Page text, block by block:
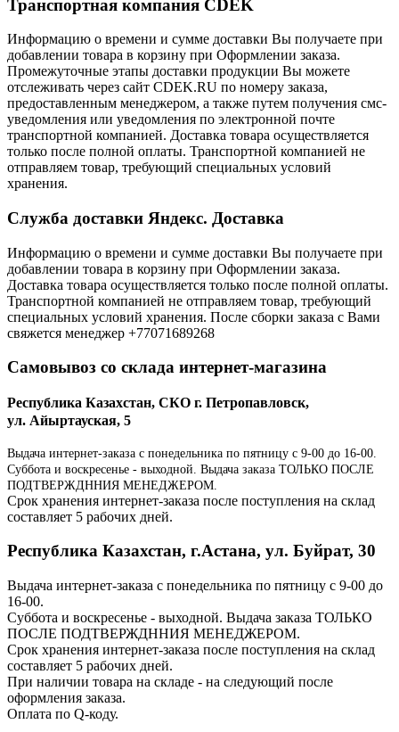
Транспортная компания CDEK
Информацию о времени и сумме доставки Вы получаете при
добавлении товара в корзину при Оформлении заказа.
Промежуточные этапы доставки продукции Вы можете
отслеживать через сайт CDEK.RU по номеру заказа,
предоставленным менеджером, а также путем получения смс-
уведомления или уведомления по электронной почте
транспортной компанией. Доставка товара осуществляется
только после полной оплаты. Транспортной компанией не
отправляем товар, требующий специальных условий
хранения.
Служба доставки Яндекс. Доставка
Информацию о времени и сумме доставки Вы получаете при
добавлении товара в корзину при Оформлении заказа.
Доставка товара осуществляется только после полной оплаты.
Транспортной компанией не отправляем товар, требующий
специальных условий хранения. После сборки заказа с Вами
свяжется менеджер +77071689268
Самовывоз со склада интернет-магазина
Республика Казахстан, СКО г. Петропавловск,
ул. Айыртауская, 5
Выдача интернет-заказа с понедельника по пятницу с 9-00 до 16-00.
Суббота и воскресенье - выходной. Выдача заказа ТОЛЬКО ПОСЛЕ
ПОДТВЕРЖДННИЯ МЕНЕДЖЕРОМ.
Срок хранения интернет-заказа после поступления на склад
составляет 5 рабочих дней.
Республика Казахстан, г.Астана, ул. Буйрат, 30
Выдача интернет-заказа с понедельника по пятницу с 9-00 до
16-00.
Суббота и воскресенье - выходной. Выдача заказа ТОЛЬКО
ПОСЛЕ ПОДТВЕРЖДННИЯ МЕНЕДЖЕРОМ.
Срок хранения интернет-заказа после поступления на склад
составляет 5 рабочих дней.
При наличии товара на складе - на следующий после
оформления заказа.
Оплата по Q-коду.